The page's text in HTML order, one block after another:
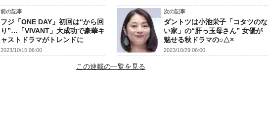
前の記事
フジ「ONE DAY」初回は“から回
り”…「VIVANT」大成功で豪華キ
ャストドラマがトレンドに
2023/10/15 06:00
次の記事
ダントツは小池栄子「コタツのな
い家」の“肝っ玉母さん” 女優が
魅せる秋ドラマの○△×
2023/10/29 06:00
この連載の一覧を見る